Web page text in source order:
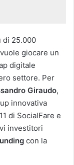
di 25.000
giocare un
digitale
settore. Per
Giraudo,
innovativa
di SocialFare e
investitori
con la